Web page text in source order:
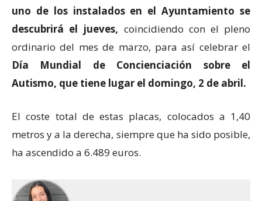
uno de los instalados en el Ayuntamiento se
descubrirá el jueves, coincidiendo con el pleno
ordinario del mes de marzo, para así celebrar el
Día Mundial de Concienciación sobre el
Autismo, que tiene lugar el domingo, 2 de abril.
El coste total de estas placas, colocados a 1,40
metros y a la derecha, siempre que ha sido posible,
ha ascendido a 6.489 euros.